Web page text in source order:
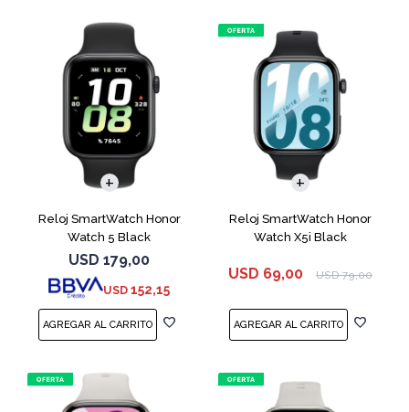
Reloj SmartWatch Honor
Watch 5 Black
USD 179,00
USD 152,15
Reloj SmartWatch Honor
Watch X5i Black
USD 69,00 USD 79,00